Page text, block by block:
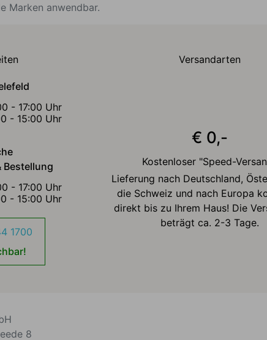
Marken anwendbar.
- 17:00 Uhr
- 15:00 Uhr
Bestellung
- 17:00 Uhr
- 15:00 Uhr
1700
Versandarten
€ 0,-
Kostenloser "Speed-
Lieferung nach Deutschland,
die Schweiz und nach Europa
direkt bis zu Ihrem Haus! Die
beträgt ca. 2-3 Tage.
8